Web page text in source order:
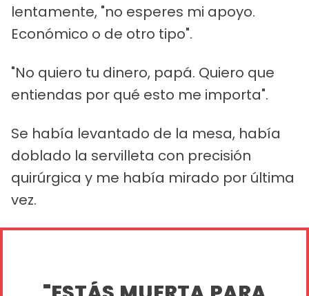
lentamente, "no esperes mi apoyo.
Económico o de otro tipo".
"No quiero tu dinero, papá. Quiero que
entiendas por qué esto me importa".
Se había levantado de la mesa, había
doblado la servilleta con precisión
quirúrgica y me había mirado por última
vez.